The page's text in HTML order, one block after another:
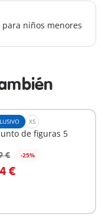
para niños menores
XS
de figuras 5
€ -25%
€
la cesta